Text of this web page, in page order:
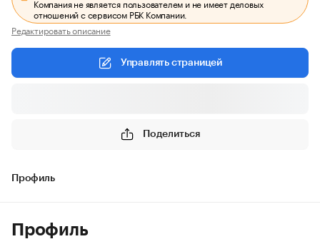
Компания не является пользователем и не имеет деловых
отношений с сервисом РБК Компании.
Редактировать описание
Управлять страницей
Поделиться
Профиль
Профиль